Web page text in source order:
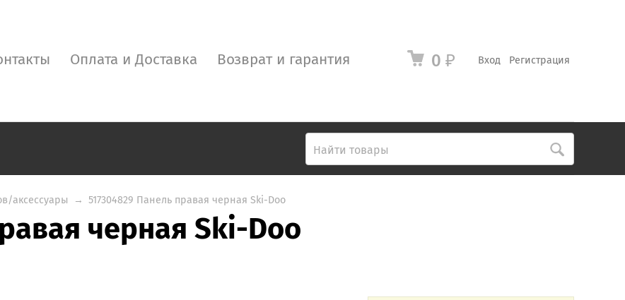
Вход Регистрация
0 ₽
Оплата и Доставка Возврат и гарантия
аксессуары → 517304829 Панель правая черная Ski-Doo
черная Ski-Doo